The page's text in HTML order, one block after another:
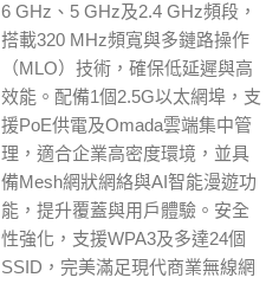
6 GHz、5 GHz及2.4 GHz頻段，
搭載320 MHz頻寬與多鏈路操作
（MLO）技術，確保低延遲與高
效能。配備1個2.5G以太網埠，支
援PoE供電及Omada雲端集中管
理，適合企業高密度環境，並具
備Mesh網狀網絡與AI智能漫遊功
能，提升覆蓋與用戶體驗。安全
性強化，支援WPA3及多達24個
SSID，完美滿足現代商業無線網